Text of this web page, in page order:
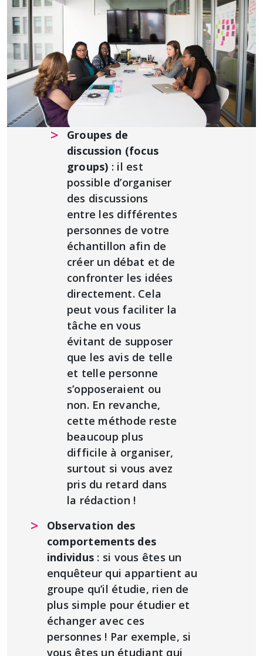
Groupes de
discussion (focus
groups) : il est
possible d’organiser
des discussions
entre les différentes
personnes de votre
échantillon afin de
créer un débat et de
confronter les idées
directement. Cela
peut vous faciliter la
tâche en vous
évitant de supposer
que les avis de telle
et telle personne
s’opposeraient ou
non. En revanche,
cette méthode reste
beaucoup plus
difficile à organiser,
surtout si vous avez
pris du retard dans
la rédaction !
Observation des
comportements des
individus : si vous êtes un
enquêteur qui appartient au
groupe qu’il étudie, rien de
plus simple pour étudier et
échanger avec ces
personnes ! Par exemple, si
vous êtes un étudiant qui